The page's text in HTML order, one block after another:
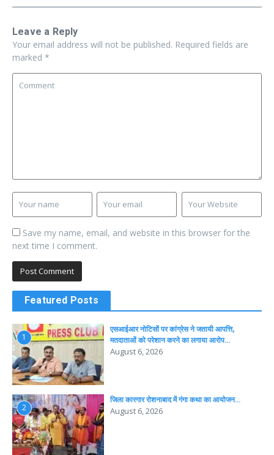
Leave a Reply
Your email address will not be published. Required fields are
marked *
Save my name, email, and website in this browser for the
next time I comment.
Featured Posts
1
एसआईआर नोटिसों पर कांग्रेस ने जतायी आपत्ति,
मतदाताओं को परेशान करने का लगाया आरोप…
August 6, 2026
2
जिला कारगार रोशनाबाद में गंगा कथा का आयोजन…
August 6, 2026